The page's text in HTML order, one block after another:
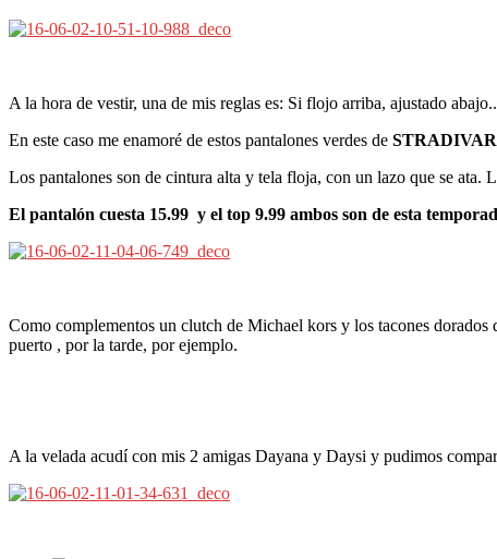
A la hora de vestir, una de mis reglas es: Si flojo arriba, ajustado
En este caso me enamoré de estos pantalones verdes de
Los pantalones son de cintura alta y tela floja, con un lazo que se ata.
El pantalón cuesta 15.99 y el top 9.99 ambos son de esta
Como complementos un clutch de Michael kors y los tacones dorados
puerto , por la tarde, por ejemplo.
A la velada acudí con mis 2 amigas Dayana y Daysi y pudimos